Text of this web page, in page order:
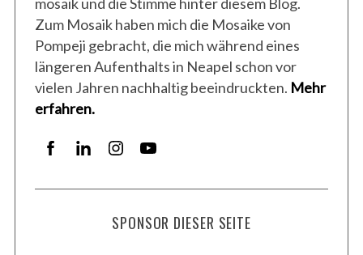
Zum Mosaik haben mich die Mosaike von
Pompeji gebracht, die mich während eines
längeren Aufenthalts in Neapel schon vor
vielen Jahren nachhaltig beeindruckten. Mehr
erfahren.
SPONSOR DIESER SEITE